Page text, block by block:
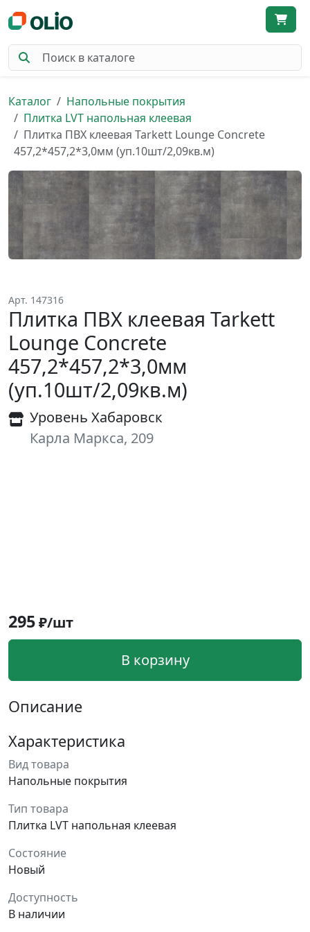
Каталог
Напольные покрытия
Плитка LVT напольная клеевая
Плитка ПВХ клеевая Tarkett Lounge Concrete
457,2*457,2*3,0мм (уп.10шт/2,09кв.м)
Арт. 147316
Плитка ПВХ клеевая Tarkett
Lounge Concrete
457,2*457,2*3,0мм
(уп.10шт/2,09кв.м)
Уровень Хабаровск
Карла Маркса, 209
295₽/шт
В корзину
Описание
Характеристика
Вид товара
Напольные покрытия
Тип товара
Плитка LVT напольная клеевая
Состояние
Новый
Доступность
В наличии